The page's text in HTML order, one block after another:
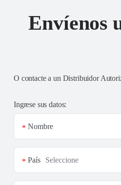
Envíenos
O contacte a un Distribuidor
Ingrese sus datos:
Nombre
*
País
*